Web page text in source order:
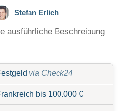
Stefan Erlich
ausführliche Beschreibung
via Check24
bis 100.000 €